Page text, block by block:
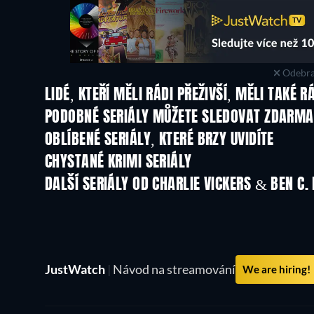
LIDÉ, KTEŘÍ MĚLI RÁDI PŘEŽIVŠÍ, MĚLI TAKÉ
TV TV
PODOBNÉ SERIÁLY MŮŽETE SLEDOVAT ZDARMA
TV TV
OBLÍBENÉ SERIÁLY, KTERÉ BRZY UVIDÍTE
TV
CHYSTANÉ KRIMI SERIÁLY
Řada 6
DALŠÍ SERIÁLY OD CHARLIE VICKERS & BEN C.
TV TV
JustWatch | Návod na streamování We are hiring!